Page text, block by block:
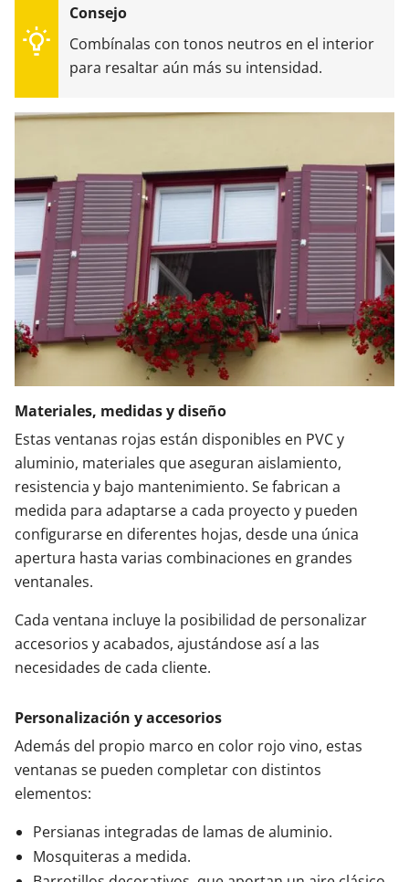
Combínalas con tonos neutros en el interior
para resaltar aún más su intensidad.
Materiales, medidas y diseño
Estas ventanas rojas están disponibles en PVC y
aluminio, materiales que aseguran aislamiento,
resistencia y bajo mantenimiento. Se fabrican a
medida para adaptarse a cada proyecto y pueden
configurarse en diferentes hojas, desde una única
apertura hasta varias combinaciones en grandes
ventanales.
Cada ventana incluye la posibilidad de personalizar
accesorios y acabados, ajustándose así a las
necesidades de cada cliente.
Personalización y accesorios
Además del propio marco en color rojo vino, estas
ventanas se pueden completar con distintos
elementos:
Persianas integradas de lamas de aluminio.
Mosquiteras a medida.